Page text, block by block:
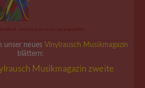
unser neues Vinylrausch Musikmagazin
blättern: